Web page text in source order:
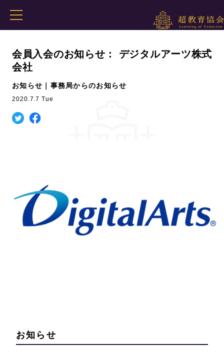
会員入会のお知らせ： デジタルアーツ株式
会社
お知らせ｜事務局からのお知らせ
2020.7.7 Tue
お知らせ